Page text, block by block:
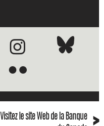
●●
Visitez le site Web de la Banque